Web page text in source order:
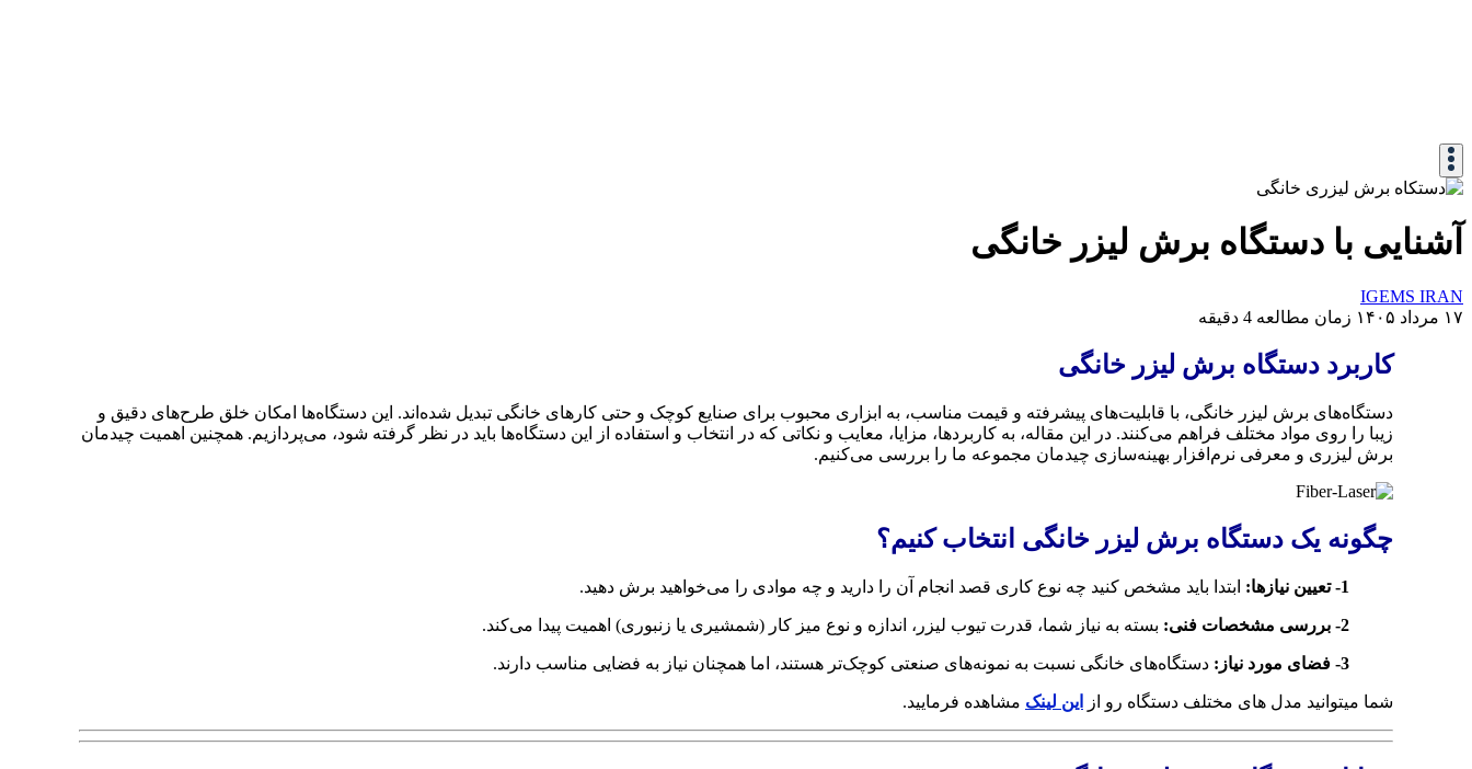
آشنایی با دستگاه برش لیزر خانگی
IGEMS IRAN
۱۷ مرداد ۱۴۰۵
زمان مطالعه 4 دقیقه
کاربرد دستگاه برش لیزر خانگی
دستگاه‌های برش لیزر خانگی، با قابلیت‌های پیشرفته و قیمت مناسب، به ابزاری محبوب برای صنایع کوچک و حتی کارهای خانگی تبدیل شده‌اند. این دستگاه‌ها امکان خلق طرح‌های دقیق و
زیبا را روی مواد مختلف فراهم می‌کنند. در این مقاله، به کاربردها، مزایا، معایب و نکاتی که در انتخاب و استفاده از این دستگاه‌ها باید در نظر گرفته شود، می‌پردازیم. همچنین اهمیت چیدمان
برش لیزری و معرفی نرم‌افزار بهینه‌سازی چیدمان مجموعه ما را بررسی می‌کنیم.
چگونه یک دستگاه برش لیزر خانگی انتخاب کنیم؟
1- تعیین نیازها: ابتدا باید مشخص کنید چه نوع کاری قصد انجام آن را دارید و چه موادی را می‌خواهید برش دهید.
2- بررسی مشخصات فنی: بسته به نیاز شما، قدرت تیوب لیزر، اندازه و نوع میز کار (شمشیری یا زنبوری) اهمیت پیدا می‌کند.
3- فضای مورد نیاز: دستگاه‌های خانگی نسبت به نمونه‌های صنعتی کوچک‌تر هستند، اما همچنان نیاز به فضایی مناسب دارند.
شما میتوانید مدل های مختلف دستگاه رو از این لینک مشاهده فرمایید.